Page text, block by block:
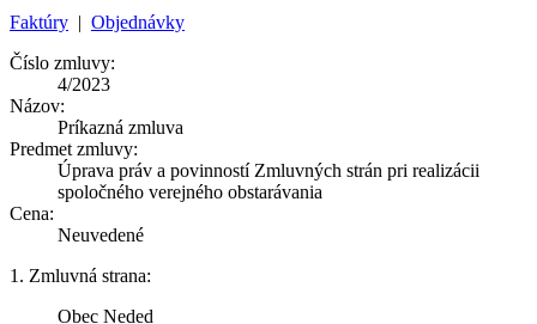
Faktúry | Objednávky
Číslo zmluvy:
4/2023
Názov:
Príkazná zmluva
Predmet zmluvy:
Úprava práv a povinností Zmluvných strán pri realizácii
spoločného verejného obstarávania
Cena:
Neuvedené
1. Zmluvná strana:
Obec Neded